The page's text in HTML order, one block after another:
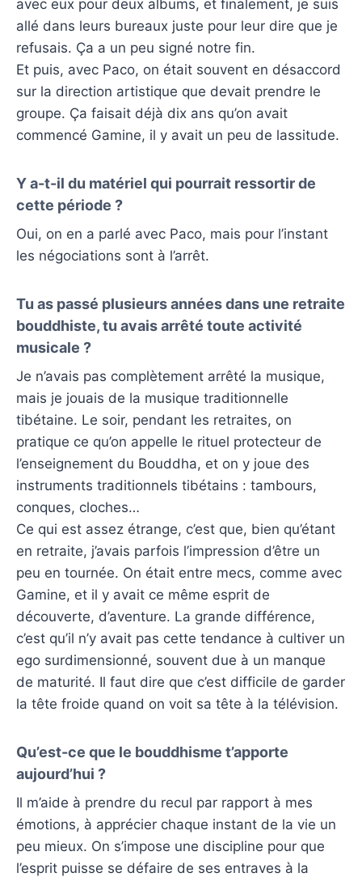
avec eux pour deux albums, et finalement, je suis
allé dans leurs bureaux juste pour leur dire que je
refusais. Ça a un peu signé notre fin.
Et puis, avec Paco, on était souvent en désaccord
sur la direction artistique que devait prendre le
groupe. Ça faisait déjà dix ans qu’on avait
commencé Gamine, il y avait un peu de lassitude.
Y a-t-il du matériel qui pourrait ressortir de
cette période ?
Oui, on en a parlé avec Paco, mais pour l’instant
les négociations sont à l’arrêt.
Tu as passé plusieurs années dans une retraite
bouddhiste, tu avais arrêté toute activité
musicale ?
Je n’avais pas complètement arrêté la musique,
mais je jouais de la musique traditionnelle
tibétaine. Le soir, pendant les retraites, on
pratique ce qu’on appelle le rituel protecteur de
l’enseignement du Bouddha, et on y joue des
instruments traditionnels tibétains : tambours,
conques, cloches…
Ce qui est assez étrange, c’est que, bien qu’étant
en retraite, j’avais parfois l’impression d’être un
peu en tournée. On était entre mecs, comme avec
Gamine, et il y avait ce même esprit de
découverte, d’aventure. La grande différence,
c’est qu’il n’y avait pas cette tendance à cultiver un
ego surdimensionné, souvent due à un manque
de maturité. Il faut dire que c’est difficile de garder
la tête froide quand on voit sa tête à la télévision.
Qu’est-ce que le bouddhisme t’apporte
aujourd’hui ?
Il m’aide à prendre du recul par rapport à mes
émotions, à apprécier chaque instant de la vie un
peu mieux. On s’impose une discipline pour que
l’esprit puisse se défaire de ses entraves à la